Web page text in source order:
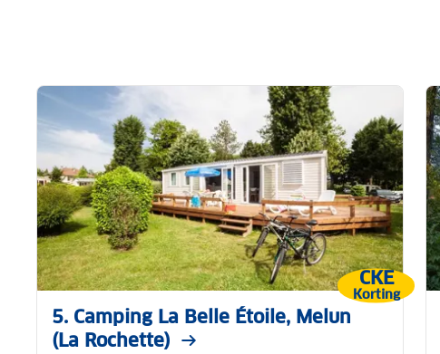
CKE
Korting
5. Camping La Belle Étoile, Melun
(La Rochette)